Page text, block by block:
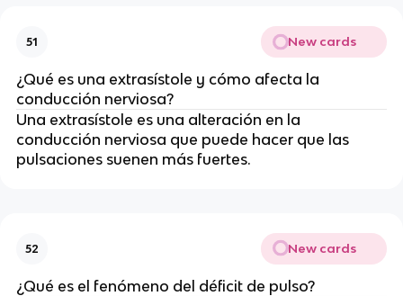
51 New cards
¿Qué es una extrasístole y cómo afecta la
conducción nerviosa?
Una extrasístole es una alteración en la
conducción nerviosa que puede hacer que las
pulsaciones suenen más fuertes.
52 New cards
¿Qué es el fenómeno del déficit de pulso?